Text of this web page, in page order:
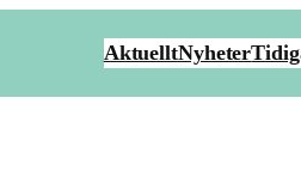
AktuelltNyheter